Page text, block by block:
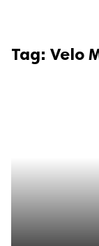
Tag: Velo